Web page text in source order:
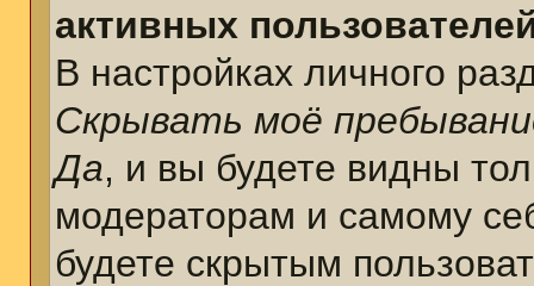
активных
В настройках личного
Скрывать моё
Да, и вы будете видны
модераторам и самому
будете скрытым